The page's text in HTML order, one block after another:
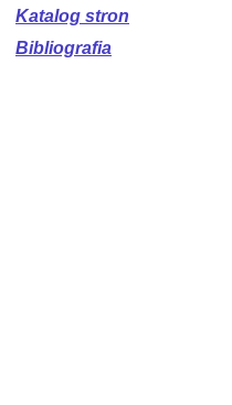
Katalog stron
Bibliografia